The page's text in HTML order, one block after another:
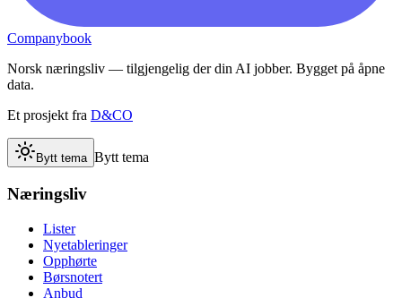
Companybook
Norsk næringsliv — tilgjengelig der din AI jobber. Bygget på åpne
data.
Et prosjekt fra D&CO
Bytt tema Bytt tema
Næringsliv
Lister
Nyetableringer
Opphørte
Børsnotert
Anbud